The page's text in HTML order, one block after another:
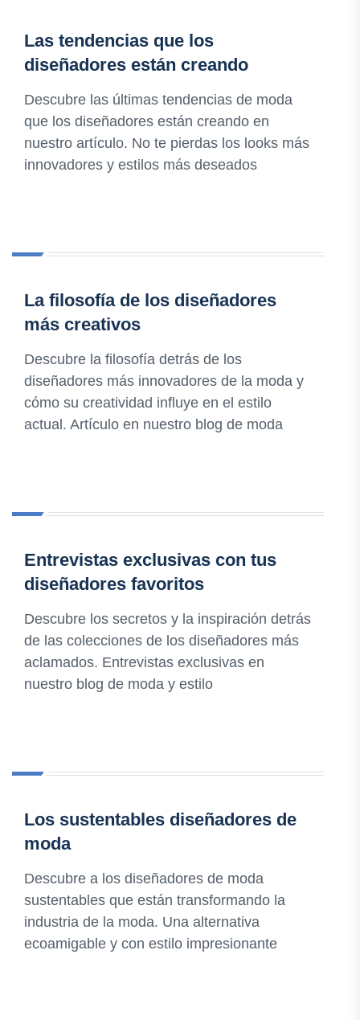
Las tendencias que los
diseñadores están creando
Descubre las últimas tendencias de moda
que los diseñadores están creando en
nuestro artículo. No te pierdas los looks más
innovadores y estilos más deseados
La filosofía de los diseñadores
más creativos
Descubre la filosofía detrás de los
diseñadores más innovadores de la moda y
cómo su creatividad influye en el estilo
actual. Artículo en nuestro blog de moda
Entrevistas exclusivas con tus
diseñadores favoritos
Descubre los secretos y la inspiración detrás
de las colecciones de los diseñadores más
aclamados. Entrevistas exclusivas en
nuestro blog de moda y estilo
Los sustentables diseñadores de
moda
Descubre a los diseñadores de moda
sustentables que están transformando la
industria de la moda. Una alternativa
ecoamigable y con estilo impresionante